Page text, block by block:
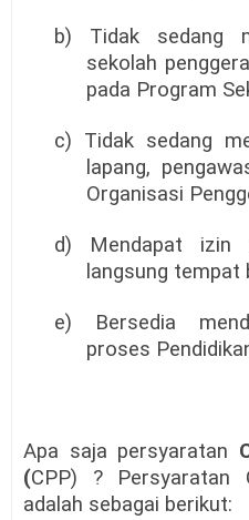
b) Tidak sedang
sekolah
pada Program
c) Tidak sedang
lapang,
Organisasi
d) Mendapat izin
langsung tempat
e) Bersedia
proses
Apa saja persyaratan
(CPP) ? Persyaratan
adalah sebagai berikut: